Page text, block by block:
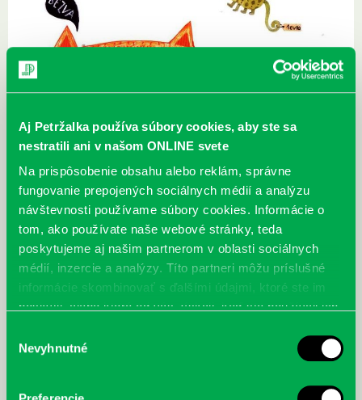
Aj Petržalka používa súbory cookies, aby ste sa
nestratili ani v našom ONLINE svete
Na prispôsobenie obsahu alebo reklám, správne
fungovanie prepojených sociálnych médií a analýzu
návštevnosti používame súbory cookies. Informácie o
tom, ako používate naše webové stránky, teda
poskytujeme aj našim partnerom v oblasti sociálnych
médií, inzercie a analýzy. Títo partneri môžu príslušné
informácie skombinovať s ďalšími údajmi, ktoré ste im
poskytli, alebo ktoré od vás získali, keď ste používali ich
súhlasu
Nevyhnutné
Pre deti
Predstavenie knihy Jána Uličianskeho zaradenej do projektu na
podporu čitateľskej gramotnosti s názvom AnalfaBeta Negramotná.
Cieľ:Prostredníctvom jednoduchého príbehu objavujeme v deťoch
empatiu, učia sa porozumeniu a pochopeniu inakosti, ktorá nemusí
byť vôbec na škodu … každý potrebuje a hľadá lásku priateľa.
Iné projekty